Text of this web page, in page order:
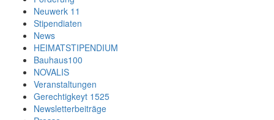
Neuwerk 11
Stipendiaten
News
HEIMATSTIPENDIUM
Bauhaus100
NOVALIS
Veranstaltungen
Gerechtigkeyt 1525
Newsletterbeiträge